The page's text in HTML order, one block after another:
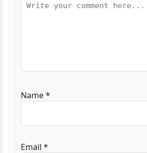
Name*
Email *